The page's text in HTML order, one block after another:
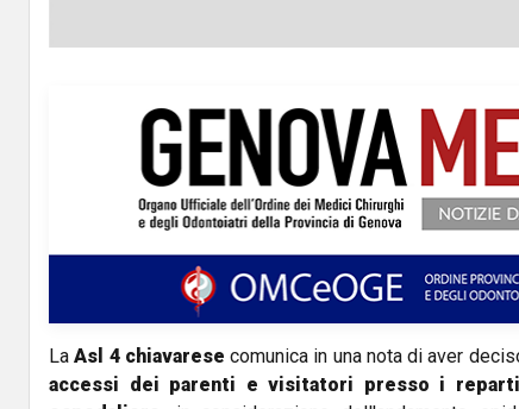
LaAsl 4 chiavarese comunica in una nota di aver
accessi dei parenti e visitatori presso i